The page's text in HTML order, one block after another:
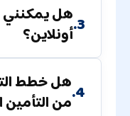
3.هل يمكنني
أونلاين؟
4.هل خطط
من التأمين